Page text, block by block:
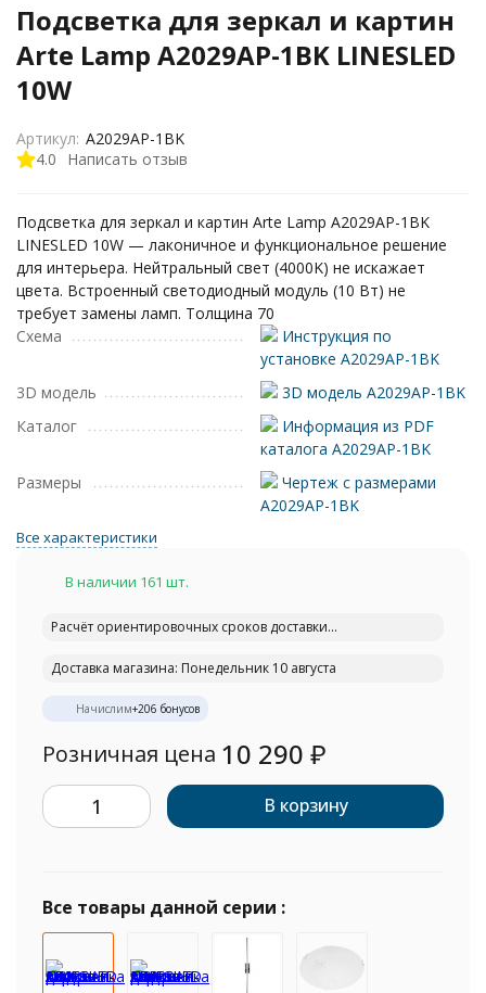
Подсветка для зеркал и картин
Arte Lamp A2029AP-1BK LINESLED
10W
4.0 Написать отзыв
Артикул: A2029AP-1BK
Подсветка для зеркал и картин Arte Lamp A2029AP-1BK
LINESLED 10W — лаконичное и функциональное решение
для интерьера. Нейтральный свет (4000K) не искажает
цвета. Встроенный светодиодный модуль (10 Вт) не
требует замены ламп. Толщина 70
Схема
Инструкция по
установке A2029AP-1BK
3D модель
3D модель A2029AP-1BK
Каталог
Информация из PDF
каталога A2029AP-1BK
Размеры
Чертеж с размерами
A2029AP-1BK
Все характеристики
В наличии 161 шт.
Расчёт ориентировочных сроков доставки...
Доставка магазина: Понедельник 10 августа
Начислим+206 бонусов
Розничная цена 10 290 ₽
В корзину
Все товары данной серии :